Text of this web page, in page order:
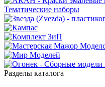
Разделы каталога